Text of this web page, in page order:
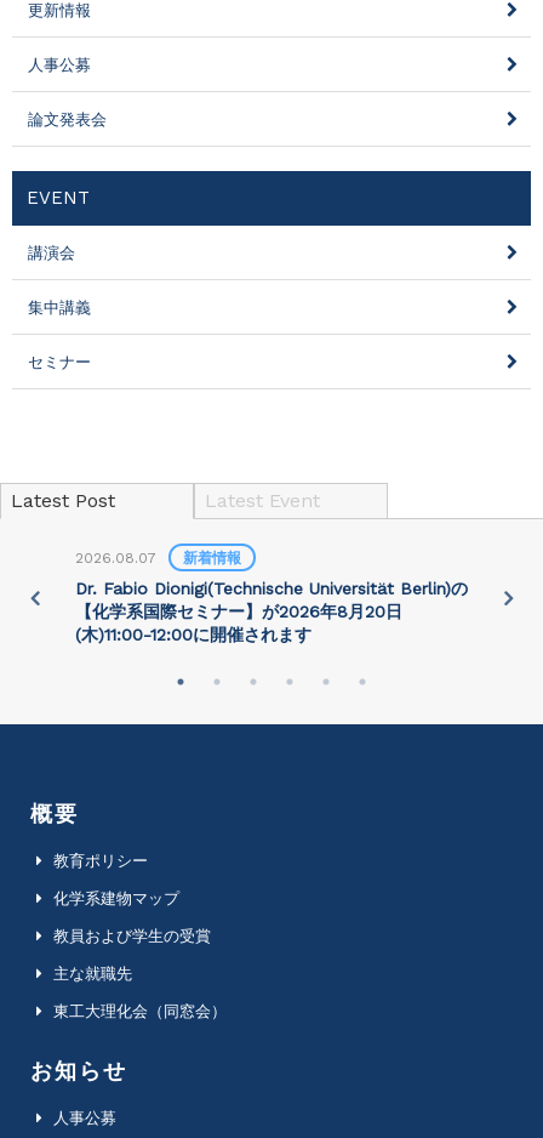
更新情報
人事公募
論文発表会
EVENT
講演会
集中講義
セミナー
Latest Post Latest Event
2026.08.07 新着情報
Dr. Fabio Dionigi(Technische Universität Berlin)の
【化学系国際セミナー】が2026年8⽉20⽇
(⽊)11:00-12:00に開催されます
概要
教育ポリシー
化学系建物マップ
教員および学生の受賞
主な就職先
東工大理化会（同窓会）
お知らせ
人事公募